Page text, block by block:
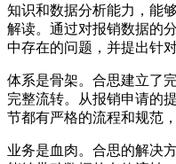
知识和数据分析能力，能
解读。通过对报销数据的
中存在的问题，并提出针
体系是骨架。合思建立了
完整流转。从报销申请的
节都有严格的流程和规范
业务是血肉。合思的解决